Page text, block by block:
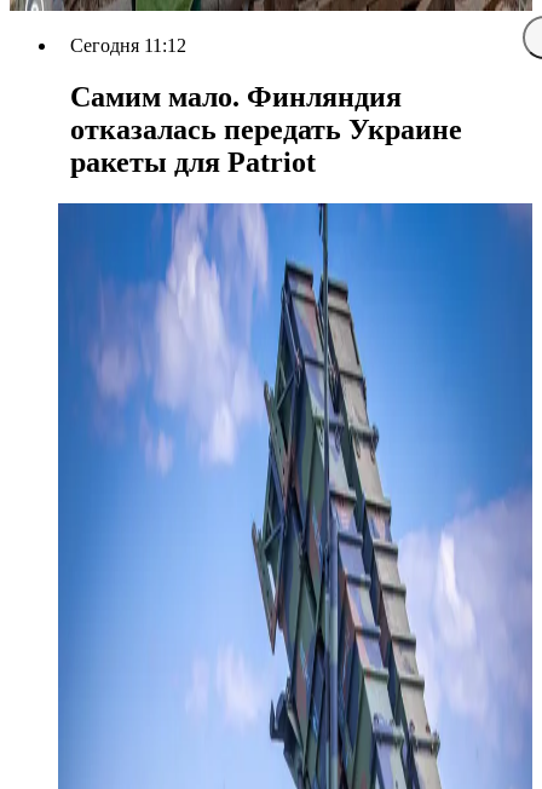
Сегодня 11:12
Самим мало. Финляндия
отказалась передать Украине
ракеты для Patriot